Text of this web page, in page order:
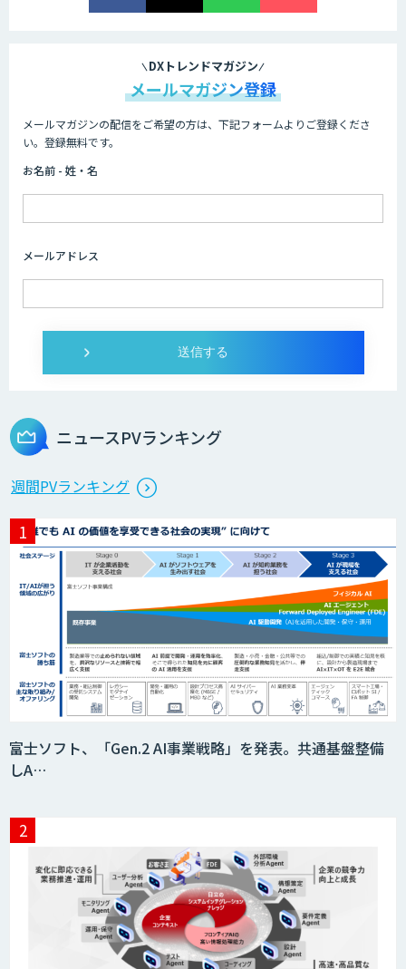
DXトレンドマガジン
メールマガジン登録
メールマガジンの配信をご希望の方は、下記フォームよりご登録くださ
い。登録無料です。
お名前 - 姓・名
メールアドレス
ニュースPVランキング
週間PVランキング
富士ソフト、「Gen.2 AI事業戦略」を発表。共通基盤整備
しA…